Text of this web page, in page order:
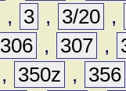
, 3 , 3/20 ,
306 , 307 ,
, 350z ,
356